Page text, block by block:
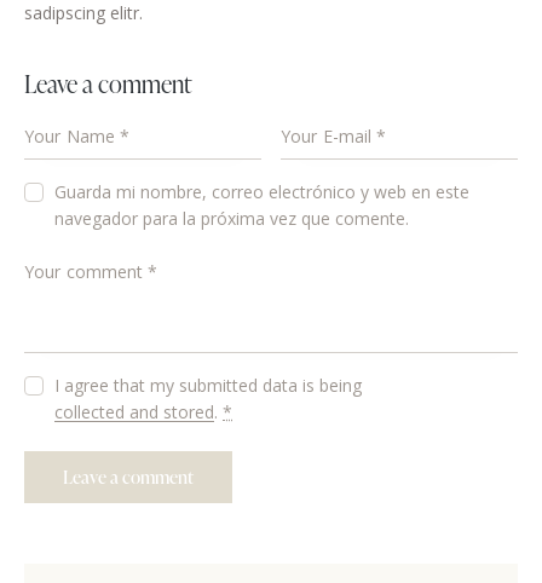
sadipscing elitr.
Leave a comment
Guarda mi nombre, correo electrónico y web en este
navegador para la próxima vez que comente.
I agree that my submitted data is being
collected and stored.*